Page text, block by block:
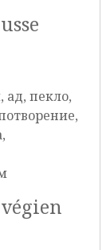
ад, пекло,